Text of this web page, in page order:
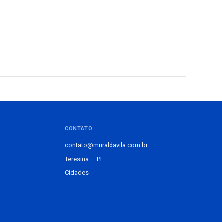
CONTATO
contato@muraldavila.com.br
Teresina — PI
Cidades